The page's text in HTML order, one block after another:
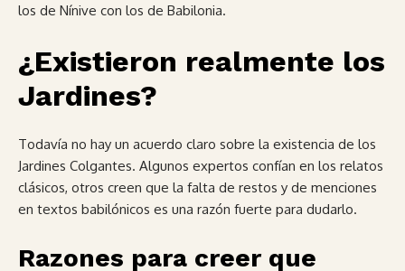
los de Nínive con los de Babilonia.
¿Existieron realmente los
Jardines?
Todavía no hay un acuerdo claro sobre la existencia de los
Jardines Colgantes. Algunos expertos confían en los relatos
clásicos, otros creen que la falta de restos y de menciones
en textos babilónicos es una razón fuerte para dudarlo.
Razones para creer que